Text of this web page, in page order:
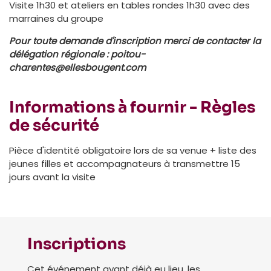
Visite 1h30 et ateliers en tables rondes 1h30 avec des
marraines du groupe
Pour toute demande d'inscription merci de contacter la
délégation régionale :poitou-
charentes@ellesbougent.com
Informations à fournir - Règles
de sécurité
Pièce d'identité obligatoire lors de sa venue + liste des
jeunes filles et accompagnateurs à transmettre 15
jours avant la visite
Inscriptions